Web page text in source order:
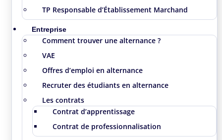
TP Responsable d’Établissement Marchand
Entreprise
Comment trouver une alternance ?
VAE
Offres d’emploi en alternance
Recruter des étudiants en alternance
Les contrats
Contrat d’apprentissage
Contrat de professionnalisation